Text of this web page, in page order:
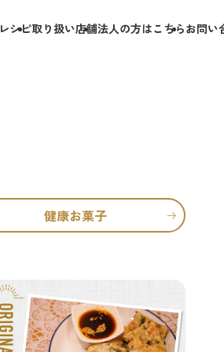
レシピ取り扱い店舗法人の方はこちらお問い
健康お菓子